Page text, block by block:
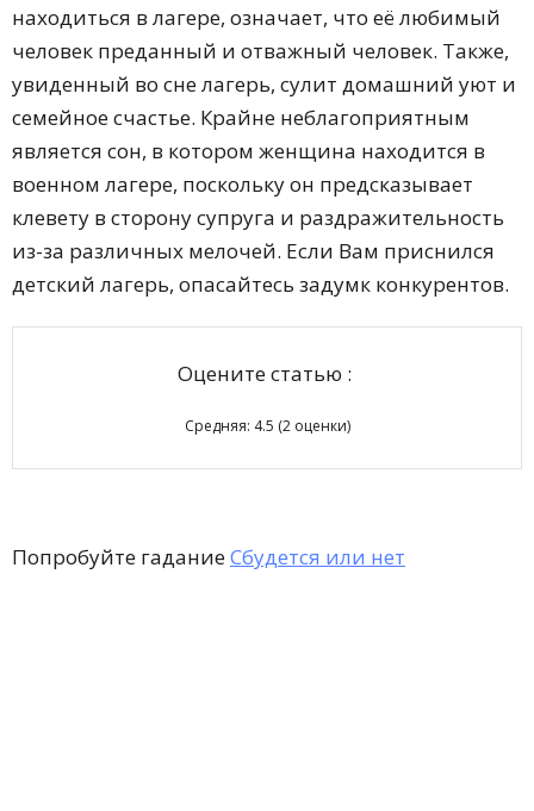
находиться в лагере, означает, что её любимый
человек преданный и отважный человек. Также,
увиденный во сне лагерь, сулит домашний уют и
семейное счастье. Крайне неблагоприятным
является сон, в котором женщина находится в
военном лагере, поскольку он предсказывает
клевету в сторону супруга и раздражительность
из-за различных мелочей. Если Вам приснился
детский лагерь, опасайтесь задумк конкурентов.
Оцените статью :
Средняя: 4.5 (2оценки)
Попробуйте гаданиеСбудется или нет